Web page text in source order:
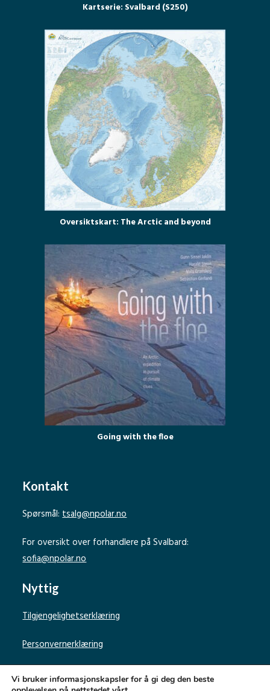
Kartserie: Svalbard (S250)
Oversiktskart: The Arctic and beyond
Going with the floe
Kontakt
Spørsmål:tsalg@npolar.no
For oversikt over forhandlere på Svalbard:
sofia@npolar.no
Nyttig
Tilgjengelighetserklæring
Personvernerklæring
Vi bruker informasjonskapsler for å gi deg den beste